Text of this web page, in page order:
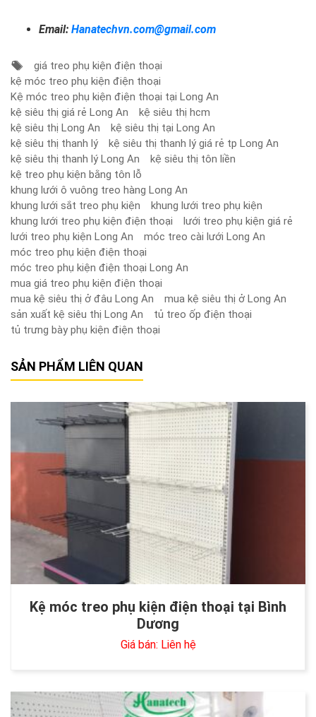
Email: Hanatechvn.com@gmail.com
giá treo phụ kiện điện thoại
kệ móc treo phụ kiện điện thoại
Kệ móc treo phụ kiện điện thoại tại Long An
kệ siêu thị giá rẻ Long An
kệ siêu thị hcm
kệ siêu thị Long An
kệ siêu thị tại Long An
kệ siêu thị thanh lý
kệ siêu thị thanh lý giá rẻ tp Long An
kệ siêu thị thanh lý Long An
kệ siêu thị tôn liền
kệ treo phụ kiện bằng tôn lỗ
khung lưới ô vuông treo hàng Long An
khung lưới sắt treo phụ kiện
khung lưới treo phụ kiện
khung lưới treo phụ kiện điện thoại
lưới treo phụ kiện giá rẻ
lưới treo phụ kiện Long An
móc treo cài lưới Long An
móc treo phụ kiện điện thoại
móc treo phụ kiện điện thoại Long An
mua giá treo phụ kiện điện thoại
mua kệ siêu thị ở đâu Long An
mua kệ siêu thị ở Long An
sản xuất kệ siêu thị Long An
tủ treo ốp điện thoại
tủ trưng bày phụ kiện điện thoại
SẢN PHẨM LIÊN QUAN
Kệ móc treo phụ kiện điện thoại tại Bình
Dương
Giá bán: Liên hệ